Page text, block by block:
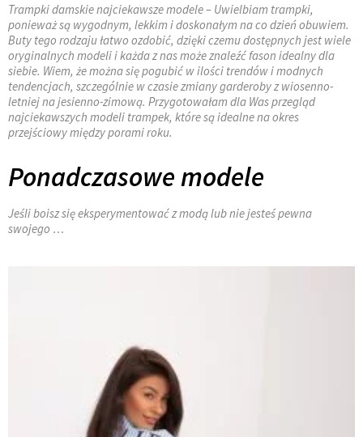
Trampki damskie najciekawsze modele – Uwielbiam trampki,
ponieważ są wygodnym, lekkim i doskonałym na co dzień obuwiem.
Buty tego rodzaju łatwo ozdobić, dzięki czemu dostępnych jest wiele
oryginalnych modeli i każda z nas może znaleźć fason idealny dla
siebie. Wiem, że można się pogubić w ilości trendów i modnych
tendencjach, szczególnie w czasie zmiany garderoby z wiosenno-
letniej na jesienno-zimową. Przygotowałam dla Was przegląd
najciekawszych modeli trampek, które są idealne na okres
przejściowy między porami roku.
Ponadczasowe modele
Jeśli boisz się eksperymentować z modą lub nie jesteś pewna
swojego …